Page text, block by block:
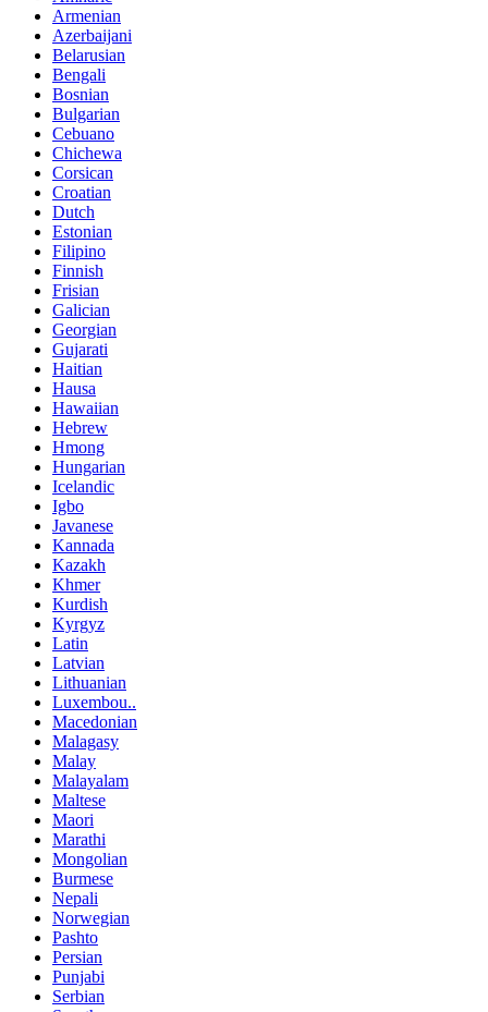
Armenian
Azerbaijani
Belarusian
Bengali
Bosnian
Bulgarian
Cebuano
Chichewa
Corsican
Croatian
Dutch
Estonian
Filipino
Finnish
Frisian
Galician
Georgian
Gujarati
Haitian
Hausa
Hawaiian
Hebrew
Hmong
Hungarian
Icelandic
Igbo
Javanese
Kannada
Kazakh
Khmer
Kurdish
Kyrgyz
Latin
Latvian
Lithuanian
Luxembou..
Macedonian
Malagasy
Malay
Malayalam
Maltese
Maori
Marathi
Mongolian
Burmese
Nepali
Norwegian
Pashto
Persian
Punjabi
Serbian